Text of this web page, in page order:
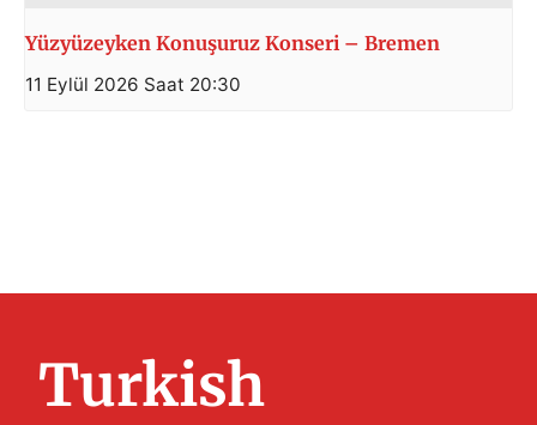
Yüzyüzeyken Konuşuruz Konseri – Bremen
11 Eylül 2026 Saat 20:30
Turkish